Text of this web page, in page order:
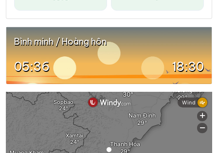
Bình minh / Hoàng hôn
05:36 18:30